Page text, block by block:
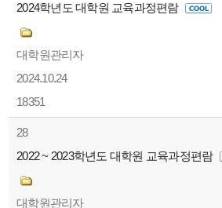
2024학년도 대학원 교육과정편람
대학원관리자
2024.10.24
18351
28
2022 ~ 2023학년도 대학원 교육과정편람
대학원관리자